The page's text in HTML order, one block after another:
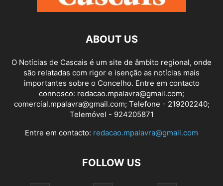
ABOUT US
O Notícias de Cascais é um site de âmbito regional, onde
são relatadas com rigor e isenção as notícias mais
importantes sobre o Concelho. Entre em contacto
connosco: redacao.mpalavra@gmail.com;
comercial.mpalavra@gmail.com; Telefone - 219202240;
Telemóvel - 924205871
Entre em contacto: redacao.mpalavra@gmail.com
FOLLOW US